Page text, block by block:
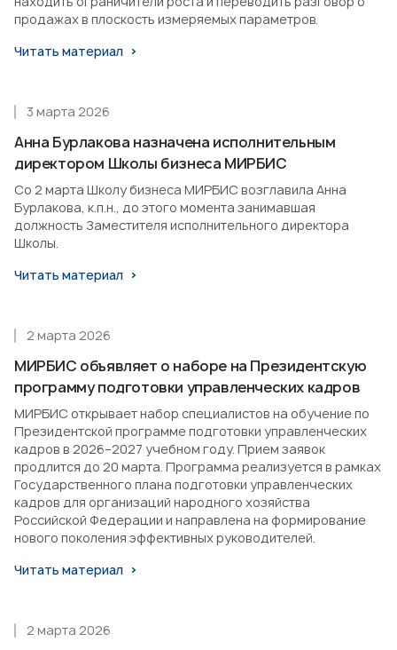
продажах в плоскость измеряемых параметров.
Читать материал
Анна Бурлакова назначена исполнительным
директором Школы бизнеса МИРБИС
3 марта 2026
Со 2 марта Школу бизнеса МИРБИС возглавила Анна
Бурлакова, к.п.н., до этого момента занимавшая
должность Заместителя исполнительного директора
Школы.
Читать материал
МИРБИС объявляет о наборе на Президентскую
программу подготовки управленческих кадров
2 марта 2026
МИРБИС открывает набор специалистов на обучение по
Президентской программе подготовки управленческих
кадров в 2026–2027 учебном году. Прием заявок
продлится до 20 марта. Программа реализуется в рамках
Государственного плана подготовки управленческих
кадров для организаций народного хозяйства
Российской Федерации и направлена на формирование
нового поколения эффективных руководителей.
Читать материал
2 марта 2026